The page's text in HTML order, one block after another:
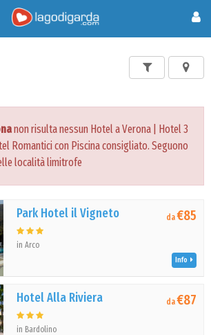
non risulta nessun Hotel a Verona | Hotel 3
Romantici con Piscina consigliato. Seguono
località limitrofe
Park Hotel il Vigneto
in Arco
da€85
Info
Hotel Alla Riviera
in Bardolino
da€87